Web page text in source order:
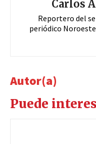
Carlos
Reportero del
periódico
Autor(a)
Puede